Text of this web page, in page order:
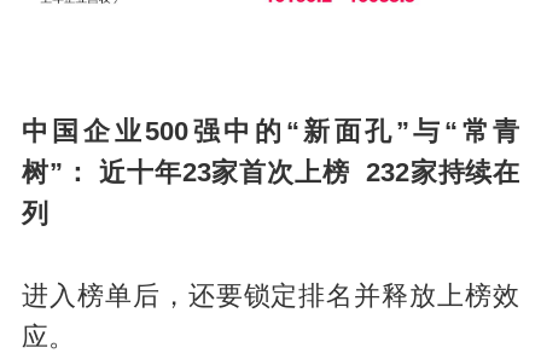
中国企业500强中的 “新面孔”与“常青
树”：
近十年23家首次上榜 232家持续在
列
进入榜单后，还要锁定排名并释放上榜效
应。